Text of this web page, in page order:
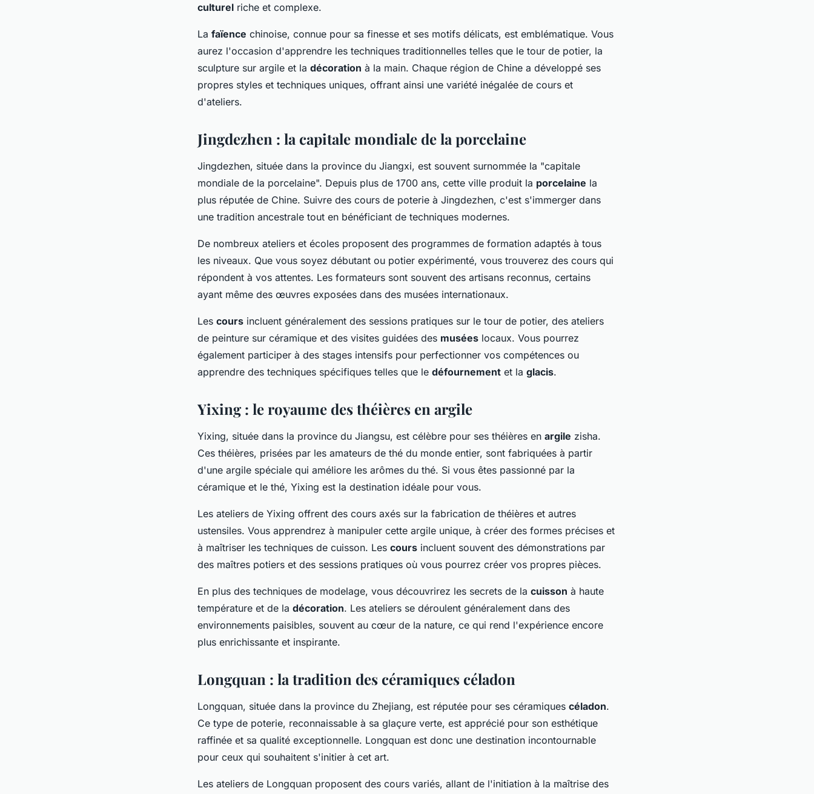
culturel riche et complexe.
La faïence chinoise, connue pour sa finesse et ses motifs délicats, est emblématique. Vous
aurez l'occasion d'apprendre les techniques traditionnelles telles que le tour de potier, la
sculpture sur argile et la décoration à la main. Chaque région de Chine a développé ses
propres styles et techniques uniques, offrant ainsi une variété inégalée de cours et
d'ateliers.
Jingdezhen : la capitale mondiale de la porcelaine
Jingdezhen, située dans la province du Jiangxi, est souvent surnommée la "capitale
mondiale de la porcelaine". Depuis plus de 1700 ans, cette ville produit la porcelaine la
plus réputée de Chine. Suivre des cours de poterie à Jingdezhen, c'est s'immerger dans
une tradition ancestrale tout en bénéficiant de techniques modernes.
De nombreux ateliers et écoles proposent des programmes de formation adaptés à tous
les niveaux. Que vous soyez débutant ou potier expérimenté, vous trouverez des cours qui
répondent à vos attentes. Les formateurs sont souvent des artisans reconnus, certains
ayant même des œuvres exposées dans des musées internationaux.
Les cours incluent généralement des sessions pratiques sur le tour de potier, des ateliers
de peinture sur céramique et des visites guidées des musées locaux. Vous pourrez
également participer à des stages intensifs pour perfectionner vos compétences ou
apprendre des techniques spécifiques telles que le défournement et la glacis.
Yixing : le royaume des théières en argile
Yixing, située dans la province du Jiangsu, est célèbre pour ses théières en argile zisha.
Ces théières, prisées par les amateurs de thé du monde entier, sont fabriquées à partir
d'une argile spéciale qui améliore les arômes du thé. Si vous êtes passionné par la
céramique et le thé, Yixing est la destination idéale pour vous.
Les ateliers de Yixing offrent des cours axés sur la fabrication de théières et autres
ustensiles. Vous apprendrez à manipuler cette argile unique, à créer des formes précises et
à maîtriser les techniques de cuisson. Les cours incluent souvent des démonstrations par
des maîtres potiers et des sessions pratiques où vous pourrez créer vos propres pièces.
En plus des techniques de modelage, vous découvrirez les secrets de la cuisson à haute
température et de la décoration. Les ateliers se déroulent généralement dans des
environnements paisibles, souvent au cœur de la nature, ce qui rend l'expérience encore
plus enrichissante et inspirante.
Longquan : la tradition des céramiques céladon
Longquan, située dans la province du Zhejiang, est réputée pour ses céramiques céladon.
Ce type de poterie, reconnaissable à sa glaçure verte, est apprécié pour son esthétique
raffinée et sa qualité exceptionnelle. Longquan est donc une destination incontournable
pour ceux qui souhaitent s'initier à cet art.
Les ateliers de Longquan proposent des cours variés, allant de l'initiation à la maîtrise des